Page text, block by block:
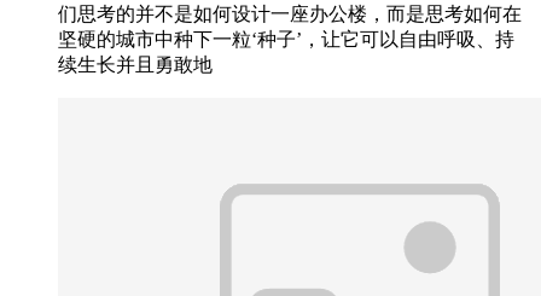
们思考的并不是如何设计一座办公楼，而是思考如何在
坚硬的城市中种下一粒‘种子’，让它可以自由呼吸、持
续生长并且勇敢地